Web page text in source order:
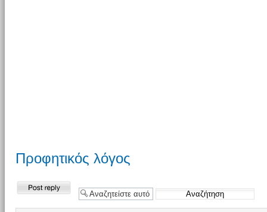
Προφητικός λόγος
Δημιουργία